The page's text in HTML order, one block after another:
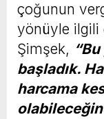
çoğunun
yönüyle ilgili
Şimşek,
başladık.
harcama